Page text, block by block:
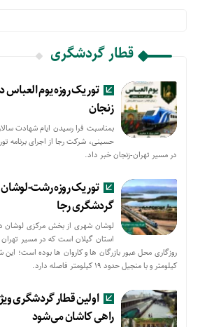
قطار گردشگری
تور یک روزه یوم العباس
زنجان
بمناسبت فرا رسیدن ایام شهادت
حسینی، شرکت رجا از اجرای برنامه
در مسیر تهران-زنجان خبر داد.
تور یک روزه رشت-لوشان
گردشگری رجا
لوشان شهری از بخش مرکزی لوشان
استان گیلان است که در مسیر تهران
کیلومتر و با منجیل حدود ۱۹ کیلومتر فاصله دارد.
اولین قطار گردشگری
راهی کاشان می‌شود